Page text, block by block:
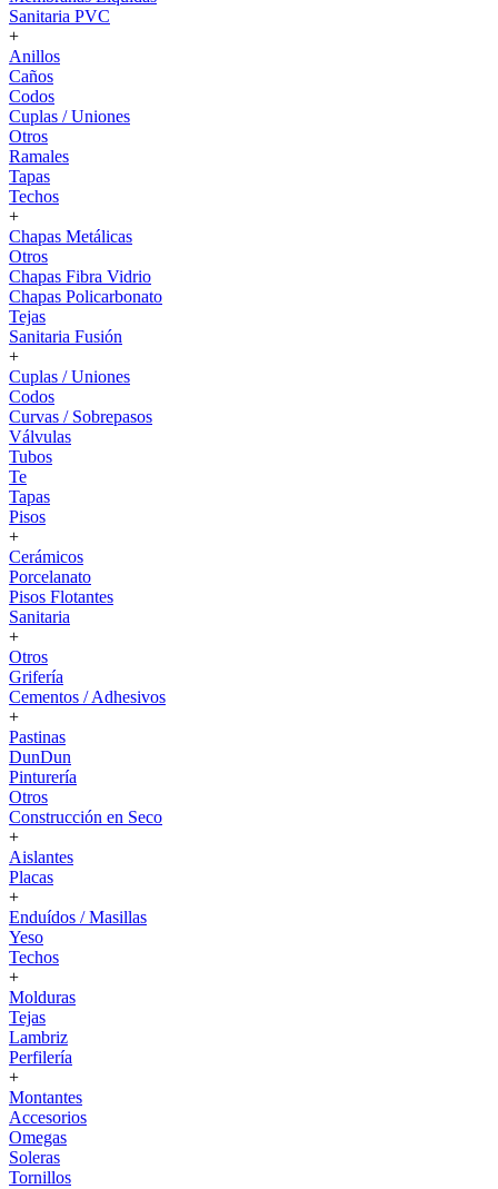
Sanitaria PVC
+
Anillos
Caños
Codos
Cuplas / Uniones
Otros
Ramales
Tapas
Techos
+
Chapas Metálicas
Otros
Chapas Fibra Vidrio
Chapas Policarbonato
Tejas
Sanitaria Fusión
+
Cuplas / Uniones
Codos
Curvas / Sobrepasos
Válvulas
Tubos
Te
Tapas
Pisos
+
Cerámicos
Porcelanato
Pisos Flotantes
Sanitaria
+
Otros
Grifería
Cementos / Adhesivos
+
Pastinas
DunDun
Pinturería
Otros
Construcción en Seco
+
Aislantes
Placas
+
Enduídos / Masillas
Yeso
Techos
+
Molduras
Tejas
Lambriz
Perfilería
+
Montantes
Accesorios
Omegas
Soleras
Tornillos